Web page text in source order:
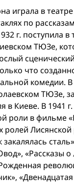
играла в
по
г. поступила в
ТЮЗе,
что
комедии. В
ТЮЗе,
в Киеве. В 1941
роли в фильме
ролей
«Рассказы